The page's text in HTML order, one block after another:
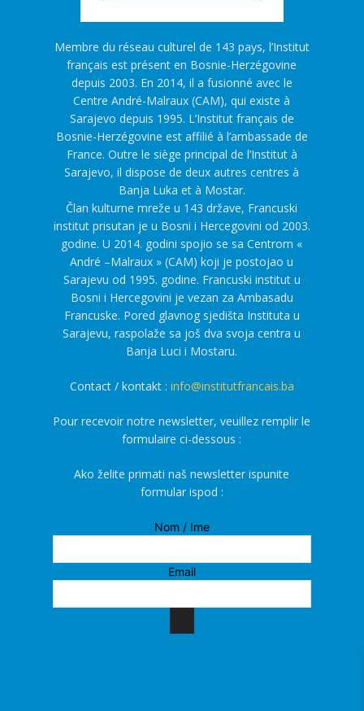
Membre du réseau culturel de 143 pays, l’Institut
français est présent en Bosnie-Herzégovine
depuis 2003. En 2014, il a fusionné avec le
Centre André-Malraux (CAM), qui existe à
Sarajevo depuis 1995. L’Institut français de
Bosnie-Herzégovine est affilié à l’ambassade de
France. Outre le siège principal de l’Institut à
Sarajevo, il dispose de deux autres centres à
Banja Luka et à Mostar.
Član kulturne mreže u 143 države, Francuski
institut prisutan je u Bosni i Hercegovini od 2003.
godine. U 2014. godini spojio se sa Centrom «
André –Malraux » (CAM) koji je postojao u
Sarajevu od 1995. godine. Francuski institut u
Bosni i Hercegovini je vezan za Ambasadu
Francuske. Pored glavnog sjedišta Instituta u
Sarajevu, raspolaže sa još dva svoja centra u
Banja Luci i Mostaru.
Contact / kontakt : info@institutfrancais.ba
Pour recevoir notre newsletter, veuillez remplir le
formulaire ci-dessous :
Ako želite primati naš newsletter ispunite
formular ispod :
Nom / Ime
Email